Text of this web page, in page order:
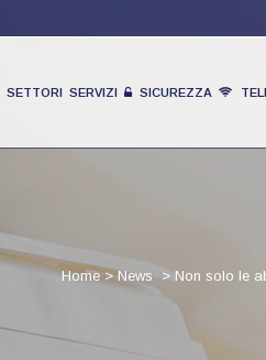
SETTORI SERVIZI SICUREZZA
PARTNER
Home>News > Non solo le